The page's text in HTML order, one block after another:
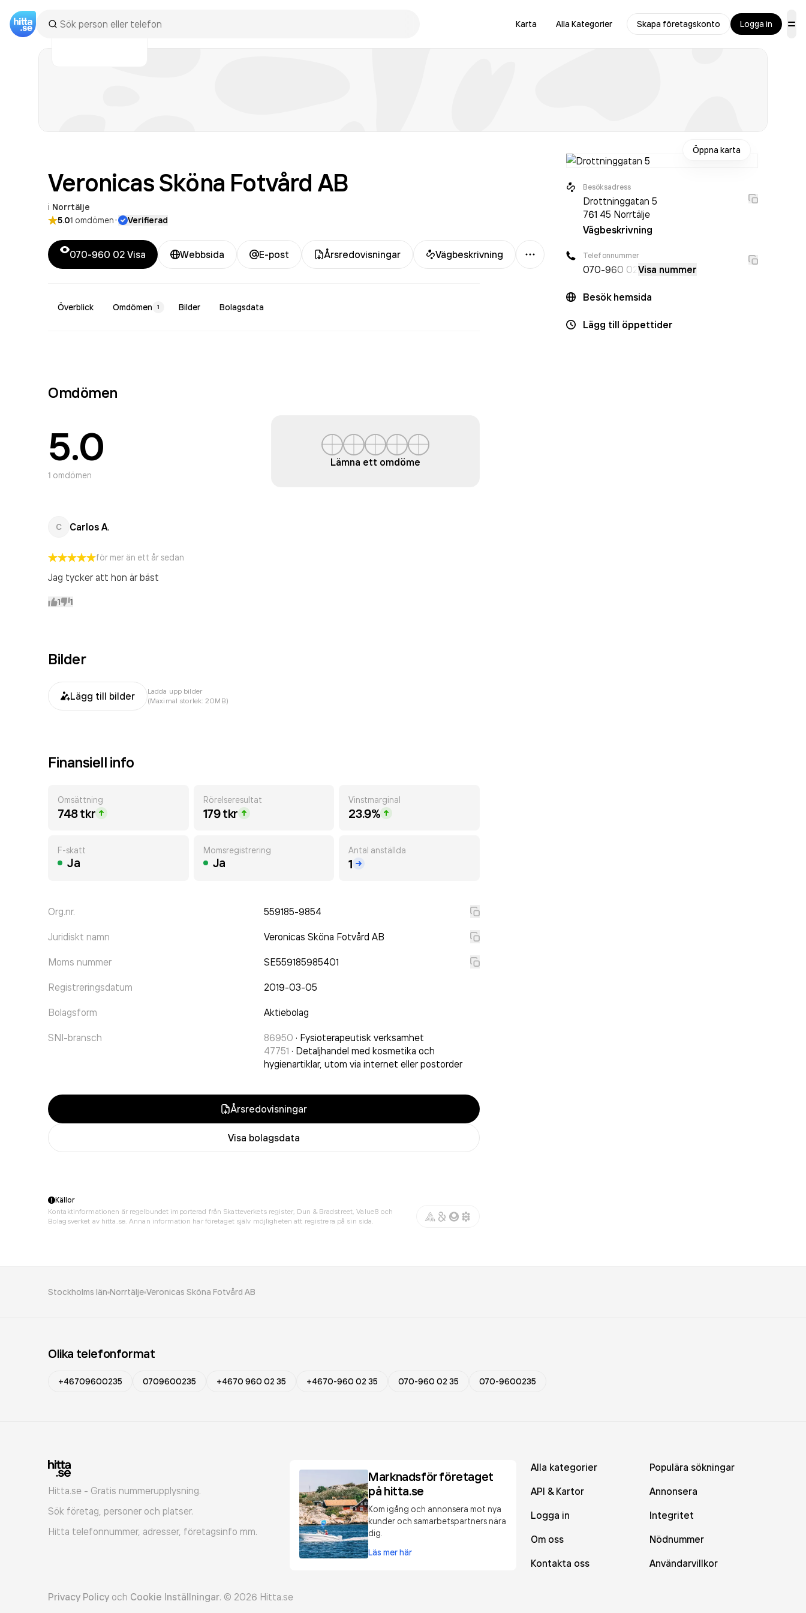
Karta Alla Kategorier Skapa företagskonto Logga in
Veronicas Sköna Fotvård AB
i Norrtälje
5.01 omdömen· Verifierad
070-960 02 Visa Webbsida E-post Årsredovisningar Vägbeskrivning
Mer
Överblick Omdömen 1 Bilder Bolagsdata
Omdömen
5.0
1 omdömen
Lämna ett omdöme
C Carlos A.
för mer än ett år sedan
Jag tycker att hon är bäst
1 1
Bilder
Lägg till bilder
Ladda upp bilder
(Maximal storlek: 20MB)
Finansiell info
Omsättning
748 tkr
Rörelseresultat
179 tkr
Vinstmarginal
23.9%
F-skatt
Ja
Momsregistrering
Ja
Antal anställda
1
Org.nr. 559185-9854
Juridiskt namn Veronicas Sköna Fotvård AB
Moms nummer SE559185985401
Registreringsdatum 2019-03-05
Bolagsform Aktiebolag
SNI-bransch 86950 · Fysioterapeutisk verksamhet
47751 · Detaljhandel med kosmetika och
hygienartiklar, utom via internet eller postorder
Årsredovisningar
Visa bolagsdata
Öppna karta
Besöksadress
Drottninggatan 5
761 45 Norrtälje
Vägbeskrivning
Telefonnummer
070-960 02 Visa nummer
Besök hemsida
Lägg till öppettider
Källor
Kontaktinformationen är regelbundet importerad från Skatteverkets register, Dun & Bradstreet, Value8 och
Bolagsverket av hitta.se. Annan information har företaget själv möjligheten att registrera på sin sida.
Stockholms län Norrtälje Veronicas Sköna Fotvård AB
Olika telefonformat
+46709600235 0709600235 +4670 960 02 35 +4670-960 02 35 070-960 02 35 070-9600235
Hitta.se - Gratis nummerupplysning.
Sök företag, personer och platser.
Hitta telefonnummer, adresser, företagsinfo mm.
Marknadsför företaget
på hitta.se
Kom igång och annonsera mot nya
kunder och samarbetspartners nära
dig.
Läs mer här
Alla kategorier
Populära sökningar
API & Kartor
Annonsera
Logga in
Integritet
Om oss
Nödnummer
Kontakta oss
Användarvillkor
Privacy Policy och Cookie Inställningar. © 2026 Hitta.se